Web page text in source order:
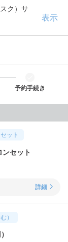
ク）サ
表示
予約手続き
ット
セット
詳細
）